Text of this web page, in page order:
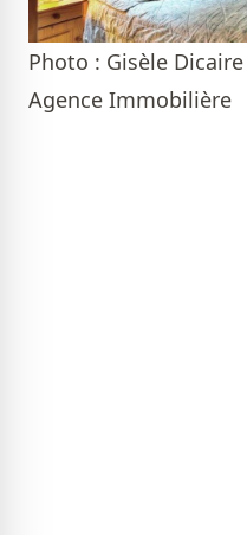
Photo : Gisèle
Agence Immobilière